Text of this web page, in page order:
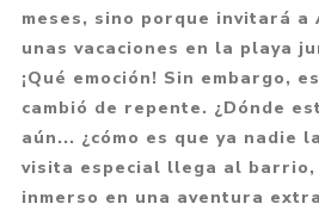
meses, sino porque invitará a
unas vacaciones en la playa
¡Qué emoción! Sin embargo,
cambió de repente. ¿Dónde
aún... ¿cómo es que ya nadie
visita especial llega al barrio,
inmerso en una aventura